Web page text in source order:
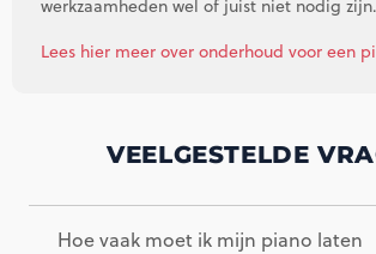
werkzaamheden wel of juist niet nodig zijn.
Lees hier meer over onderhoud voor een
VEELGESTELDE
Hoe vaak moet ik mijn piano laten